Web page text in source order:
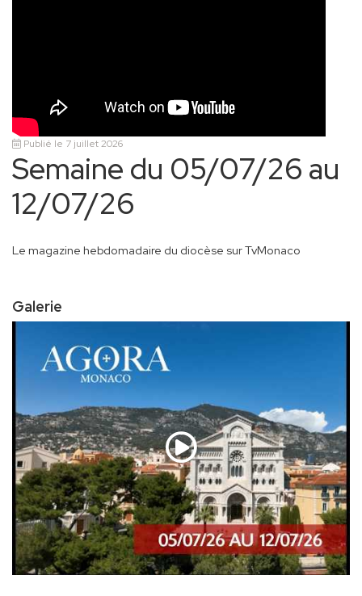
Publié le 7 juillet 2026
Semaine du 05/07/26 au
12/07/26
Le magazine hebdomadaire du diocèse sur TvMonaco
Galerie